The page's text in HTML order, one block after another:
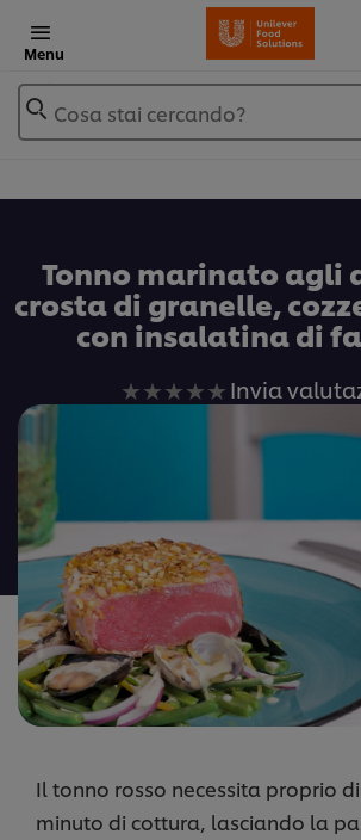
Menu
Cosa stai cercando?
Tonno marinato agli
crosta di granelle,
con insalatina di
inviata
questo
recipe
Invia
Il tonno rosso necessita proprio
minuto di cottura, lasciando la